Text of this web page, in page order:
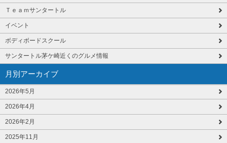
Ｔｅａｍサンタートル
イベント
ボディボードスクール
サンタートル茅ケ崎近くのグルメ情報
月別アーカイブ
2026年5月
2026年4月
2026年2月
2025年11月